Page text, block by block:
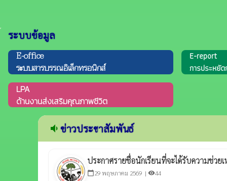
ระบบข้อมูล
E-office
ระบบสารบรรณอิเล็กทรอนิกส์
E-report
การประหยั
LPA
ด้านงานส่งเสริมคุณภาพชีวิต
volume_down ข่าวประชาสัมพันธ์
ประกาศรายชื่อนักเรียนที่จะได้รับความช่วย
calendar_today29 พฤษภาคม 2569 | visibility44